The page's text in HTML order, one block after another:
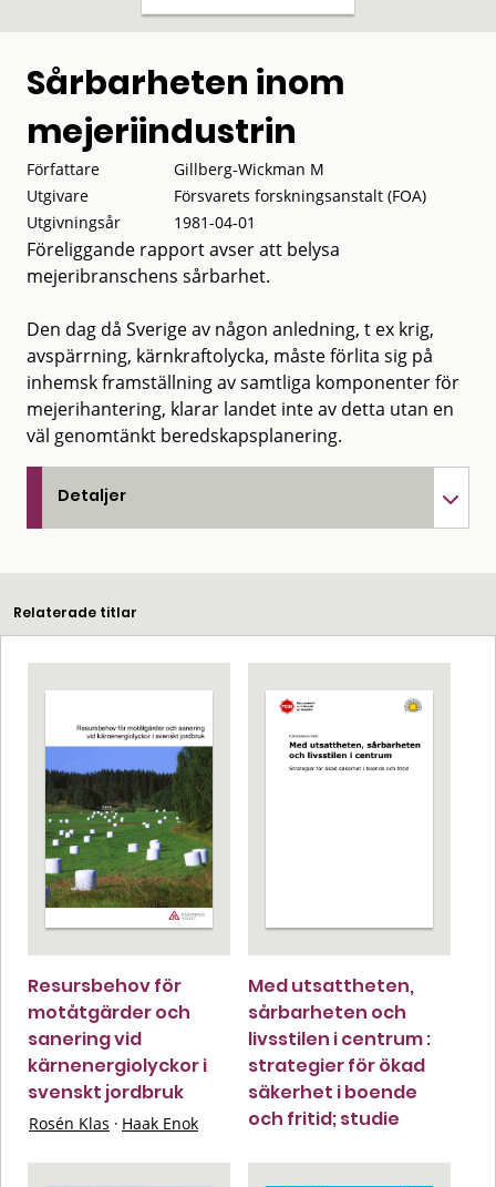
Sårbarheten inom
mejeriindustrin
Författare
Gillberg-Wickman M
Utgivare
Försvarets forskningsanstalt (FOA)
Utgivningsår
1981-04-01
Föreliggande rapport avser att belysa
mejeribranschens sårbarhet.
Den dag då Sverige av någon anledning, t ex krig,
avspärrning, kärnkraftolycka, måste förlita sig på
inhemsk framställning av samtliga komponenter för
mejerihantering, klarar landet inte av detta utan en
väl genomtänkt beredskapsplanering.
Detaljer
Relaterade titlar
Resursbehov för
motåtgärder och
sanering vid
kärnenergiolyckor i
svenskt jordbruk
Rosén Klas · Haak Enok
Med utsattheten,
sårbarheten och
livsstilen i centrum :
strategier för ökad
säkerhet i boende
och fritid; studie